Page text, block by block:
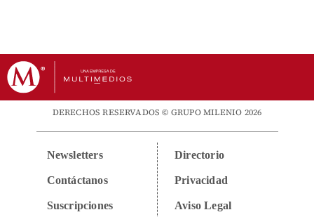
DERECHOS RESERVADOS © GRUPO MILENIO 2026
Newsletters
Contáctanos
Suscripciones
Directorio
Privacidad
Aviso Legal